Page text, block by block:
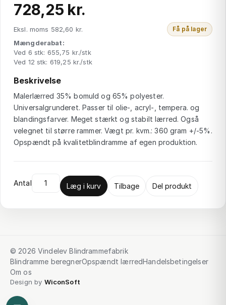
728,25 kr.
Eksl. moms 582,60 kr. Få på lager
Mængderabat:
Ved 6 stk: 655,75 kr./stk
Ved 12 stk: 619,25 kr./stk
Beskrivelse
Malerlærred 35% bomuld og 65% polyester.
Universalgrunderet. Passer til olie-, acryl-, tempera. og
blandingsfarver. Meget stærkt og stabilt lærred. Også
velegnet til større rammer. Vægt pr. kvm.: 360 gram +/-5%.
Opspændt på kvalitetblindramme af egen produktion.
Antal Læg i kurv Tilbage Del produkt
© 2026 Vindelev Blindrammefabrik
Blindramme beregnerOpspændt lærredHandelsbetingelser
Om os
Design by WiconSoft